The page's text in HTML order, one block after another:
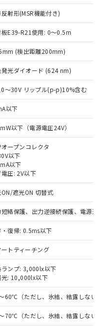
射形(MSR機能付き)
板E39-R21使用: 0～0.5m
(検出距離200mm)
発光ダイオード (624 nm)
～30V リップル(p-p)10%含む
以下
以下（電源電圧24V）
ープンコレクタ
以下
以下
圧: 2V以下
ON/遮光ON 切替式
短絡保護、出力逆接続保護、電源逆
復帰: 0.5ms以下
ートティーチング
ランプ: 3,000lx以下
光: 10,000lx以下
60℃（ただし、氷結、結露しない
70℃（ただし、氷結、結露しない
令（10物質）の
供可能な商品で